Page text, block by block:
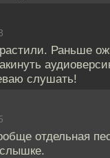
Раньше
слушать!
отдельная